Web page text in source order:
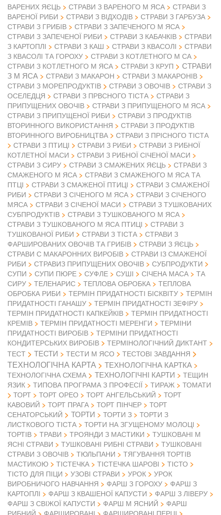
ВАРЕНИХ ЯЄЦЬ
СТРАВИ З ВАРЕНОГО М ЯСА
СТРАВИ З
ВАРЕНОЇ РИБИ
СТРАВИ З ВІДХОДІВ
СТРАВИ З ГАРБУЗА
СТРАВИ З ГРИБІВ
СТРАВИ З ЗАПЕЧЕНОГО М ЯСА
СТРАВИ З ЗАПЕЧЕНОЇ РИБИ
СТРАВИ З КАБАЧКІВ
СТРАВИ
З КАРТОПЛІ
СТРАВИ З КАШ СТРАВИ З КВАСОЛІ
СТРАВИ
З КВАСОЛІ ТА ГОРОХУ
СТРАВИ З КОТЛЕТНОГО М СА
СТРАВИ З КОТЛЕТНОГО М ЯСА
СТРАВИ З КРУП
СТРАВИ
З М ЯСА
СТРАВИ З МАКАРОН
СТРАВИ З МАКАРОНІВ
СТРАВИ З МОРЕПРОДУКТІВ
СТРАВИ З ОВОЧІВ
СТРАВИ З
ОСЕЛЕДЦЯ
СТРАВИ З ПРВСНОГО ТІСТА
СТРАВИ З
ПРИПУЩЕНИХ ОВОЧІВ
СТРАВИ З ПРИПУЩЕНОГО М ЯСА
СТРАВИ З ПРИПУЩЕНОЇ РИБИ
СТРАВИ З ПРОДУКТІВ
ВТОРИННОГО ВИКОРИСТАННЯ
СТРАВИ З ПРОДУКТІВ
ВТОРИННОГО ВИРОБНИЦТВА
СТРАВИ З ПРІСНОГО ТІСТА
СТРАВИ З ПТИЦІ
СТРАВИ З РИБИ
СТРАВИ З РИБНОЇ
КОТЛЕТНОЇ МАСИ
СТРАВИ З РИБНОЇ СІЧЕНОЇ МАСИ
СТРАВИ З СИРУ
СТРАВИ З СМАЖЕНИХ ЯЄЦЬ
СТРАВИ З
СМАЖЕНОГО М ЯСА
СТРАВИ З СМАЖЕНОГО М ЯСА ТА
ПТЦІ
СТРАВИ З СМАЖЕНОЇ ПТИЦІ
СТРАВИ З СМАЖЕНОЇ
РИБИ
СТРАВИ З СІЧЕНОГО М ЯСА
СТРАВИ З СІЧЕНОГО
МЯСА
СТРАВИ З СІЧЕНОЇ МАСИ
СТРАВИ З ТУШКОВАНИХ
СУБПРОДУКТІВ
СТРАВИ З ТУШКОВАНОГО М ЯСА
СТРАВИ З ТУШКОВАНОГО М ЯСА ПТИЦІ
СТРАВИ З
ТУШКОВАНОЇ РИБИ
СТРАВИ З ТІСТА
СТРАВИ З
ФАРШИРОВАНИХ ОВОЧІВ ТА ГРИБІВ
СТРАВИ З ЯЄЦЬ
СТРАВИ С МАКАРОННИХ ВИРОБІВ
СТРАВИ ІЗ СМАЖЕНОЇ
РИБИ
СТРАВИЗ ПРИПУЩЕНИХ ОВОЧІВ
СУБПРОДУКТИ
СУПИ
СУПИ ПЮРЕ СУФЛЕ СУШІ СІЧЕНА МАСА
ТА
СИРУ
ТЕЛЕНАРИС ТЕПЛОВА ОБРОБКА
ТЕПЛОВА
ОБРОБКА РИБИ
ТЕРМІН ПРИДАТНОСТІ БІСКВІТУ
ТЕРМІН
ПРИДАТНОСТІ ГАНАШУ
ТЕРМІН ПРИДАТНОСТІ ЗЕФІРУ
ТЕРМІН ПРИДАТНОСТІ КАПКЕЙКІВ
ТЕРМІН ПРИДАТНОСТІ
КРЕМІВ
ТЕРМІН ПРИДАТНОСТІ МЕРЕНГИ
ТЕРМІНИ
ПРИДАТНОСТІ ВИРОБІВ
ТЕРМІНИ ПРИДАТНОСТІ
КОНДИТЕРСЬКИХ ВИРОБІВ
ТЕРМІНОЛОГІЧНИЙ ДИКТАНТ
ТЕСТ
ТЕСТИ ТЕСТИ М ЯСО ТЕСТОВІ ЗАВДАННЯ
ТЕХНОЛОГІЧНА КАРТА ТЕХНОЛОГІЧНА КАРТКА
ТЕХНОЛОГІЧНА СХЕМА ТЕХНОЛОГІЧНІ КАРТИ
ТЕЩИН
ЯЗИК
ТИПОВА ПРОГРАМА З ПРОФЕСІЇ ТИРАЖ ТОМАТИ
ТОРТ ТОРТ ОРЕО ТОРТ АНГЕЛЬСЬКИЙ
ТОРТ
КАВОВИЙ
ТОРТ ПРАГА ТОРТ ПІНЧЕР
ТОРТ
СЕНАТОРСЬКИЙ
ТОРТИ ТОРТИ З
ТОРТИ З
ЛИСТКОВОГО ТІСТА
ТОРТИ НА ЗГУЩЕНОМУ МОЛОЦІ
ТОРТІВ
ТРАВИ ТРОЯНДИ З МАСТИКИ
ТУШКОВАНІ М
ЯСНІ СТРАВИ
ТУШКОВАНІ РИБНІ СТРАВИ
ТУШКОВАНІ
СТРАВИ З ОВОЧІВ
ТЮЛЬПАНИ
ТЯГУВАННЯ ТОРТІВ
МАСТИКОЮ
ТІСТЕЧКА ТІСТЕЧКА ШАРОВІ
ТІСТО
ТІСТО ДЛЯ ПІЦИ
УЗОВІ СТРАВИ УРОК
УРОК
ВИРОБНИЧОГО НАВЧАННЯ
ФАРШ З ГОРОХУ
ФАРШ З
КАРТОПЛІ
ФАРШ З КВАШЕНОЇ КАПУСТИ
ФАРШ З ЛІВЕРУ
ФАРШ З СВІЖОЇ КАПУСТИ
ФАРШ М ЯСНИЙ
ФАРШ